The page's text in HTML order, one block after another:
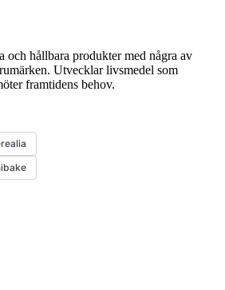
och hållbara produkter med några av
Utvecklar livsmedel som
framtidens behov.